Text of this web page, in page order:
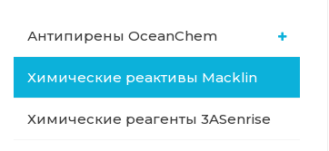
Антипирены OceanСhem
Химические реактивы Macklin
Химические реагенты 3ASenrise